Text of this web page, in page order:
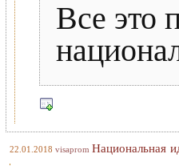
Все это
22.01.2018 visaprom Национальная